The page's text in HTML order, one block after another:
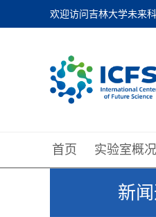
欢迎访问吉林大学未来
首页 实验室概况
新